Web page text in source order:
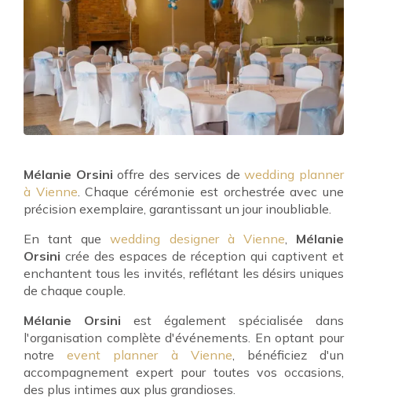
Mélanie Orsini offre des services dewedding planner
à Vienne . Chaque cérémonie est orchestrée avec une
précision exemplaire, garantissant un jour inoubliable.
En tant quewedding designer à Vienne
Mélanie
Orsini crée des espaces de réception qui captivent et
enchantent tous les invités, reflétant les désirs uniques
de chaque couple.
Mélanie Orsini est également spécialisée dans
l'organisation complète d'événements. En optant pour
notreevent planner à Vienne , bénéficiez d'un
accompagnement expert pour toutes vos occasions,
des plus intimes aux plus grandioses.